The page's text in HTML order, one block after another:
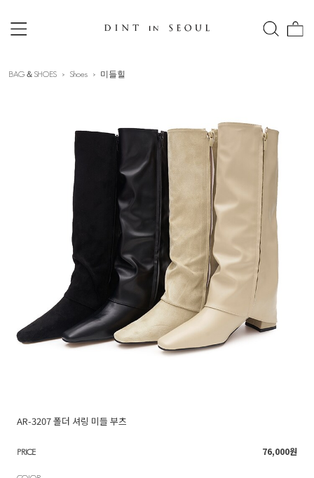
BAG＆SHOES Shoes 미들힐
AR-3207 폴더 셔링 미들 부츠
PRICE 76,000원